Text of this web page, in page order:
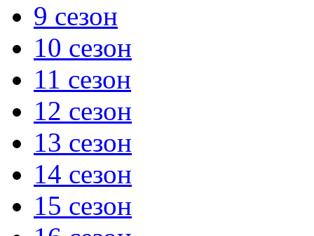
9 сезон
10 сезон
11 сезон
12 сезон
13 сезон
14 сезон
15 сезон